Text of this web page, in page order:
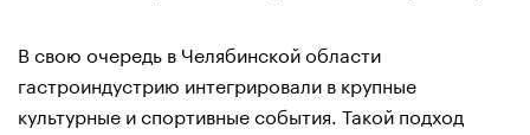
В свою очередь в Челябинской области
гастроиндустрию интегрировали в крупные
культурные и спортивные события. Такой подход